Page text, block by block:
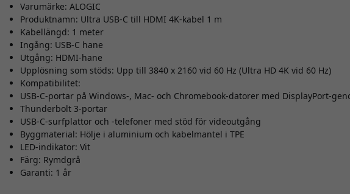
Varumärke: ALOGIC
Produktnamn: Ultra USB-C till HDMI 4K-kabel 1 m
Kabellängd: 1 meter
Ingång: USB-C hane
Utgång: HDMI-hane
Upplösning som stöds: Upp till 3840 x 2160 vid 60 Hz (Ultra HD 4K vid 60 Hz)
Kompatibilitet:
USB-C-portar på Windows-, Mac- och Chromebook-datorer med DisplayPort-
Thunderbolt 3-portar
USB-C-surfplattor och -telefoner med stöd för videoutgång
Byggmaterial: Hölje i aluminium och kabelmantel i TPE
LED-indikator: Vit
Färg: Rymdgrå
Garanti: 1 år